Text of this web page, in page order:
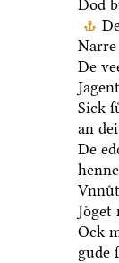
Dod
De
Sick
an
De
Joͤget
Ock
gude